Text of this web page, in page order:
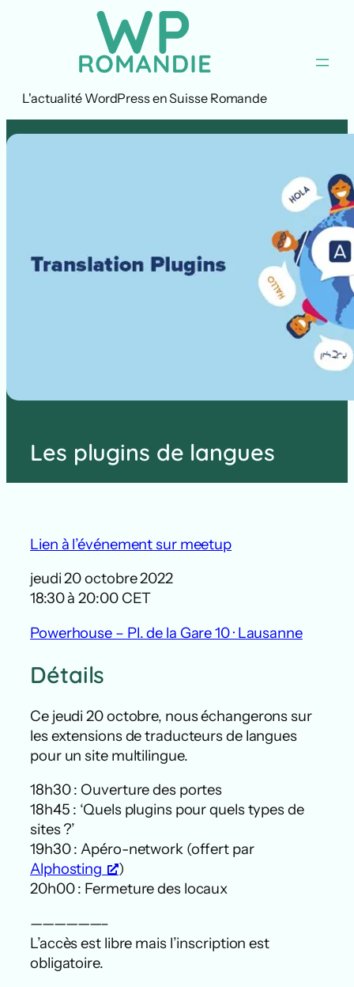
L'actualité WordPress en Suisse Romande
Les plugins de langues
Lien à l’événement sur meetup
jeudi 20 octobre 2022
18:30 à 20:00 CET
Powerhouse – Pl. de la Gare 10 · Lausanne
Détails
Ce jeudi 20 octobre, nous échangerons sur
les extensions de traducteurs de langues
pour un site multilingue.
18h30 : Ouverture des portes
18h45 : ‘Quels plugins pour quels types de
sites ?’
19h30 : Apéro-network (offert par
Alphosting
)
20h00 : Fermeture des locaux
——————–
L’accès est libre mais l’inscription est
obligatoire.